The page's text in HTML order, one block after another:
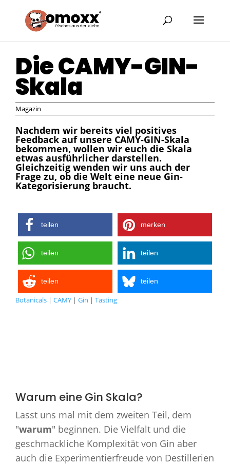
Die CAMY-GIN-
Skala
Magazin
Nachdem wir bereits viel positives
Feedback auf unsere CAMY-GIN-Skala
bekommen, wollen wir euch die Skala
etwas ausführlicher darstellen.
Gleichzeitig wenden wir uns auch der
Frage zu, ob die Welt eine neue Gin-
Kategorisierung braucht.
teilen merken
teilen teilen
teilen teilen
Botanicals | CAMY | Gin | Tasting
Warum eine Gin Skala?
Lasst uns mal mit dem zweiten Teil, dem
"warum" beginnen. Die Vielfalt und die
geschmackliche Komplexität von Gin aber
auch die Experimentierfreude von Destillerien